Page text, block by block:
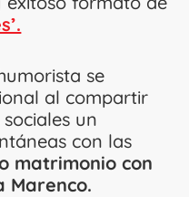
se
al compartir
un
con las
matrimonio con
Marenco.